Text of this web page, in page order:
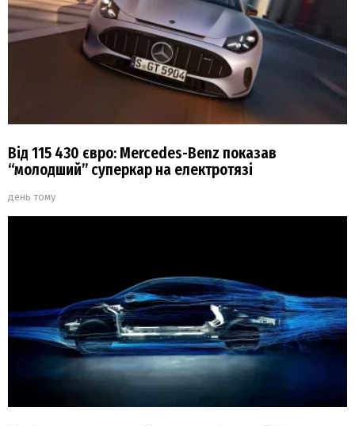
Від 115 430 євро: Mercedes-Benz показав
“молодший” суперкар на електротязі
день тому